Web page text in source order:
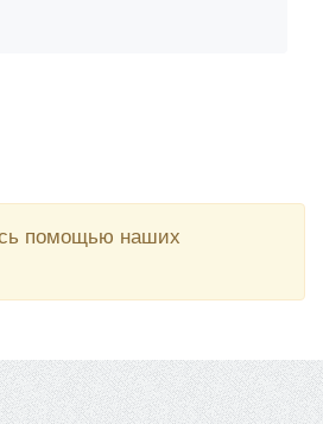
помощью наших